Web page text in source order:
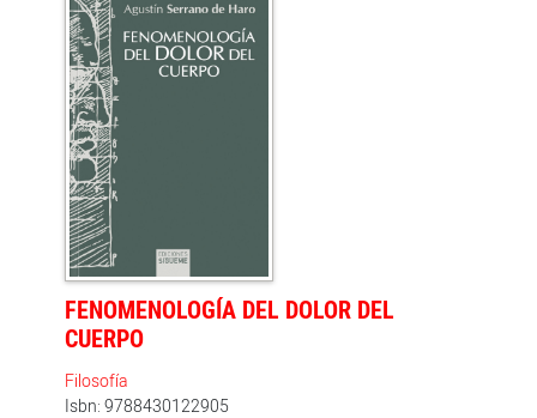
FENOMENOLOGÍA DEL DOLOR DEL
CUERPO
Filosofía
Isbn: 9788430122905